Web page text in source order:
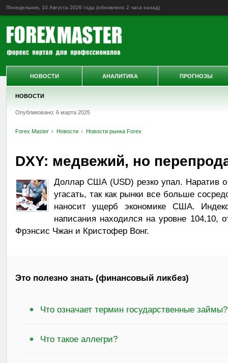
Понедельник, 10 Августа 2026 года (обновлено 2 часа назад)
НОВОСТИ
Опубликовано: 6 марта 2025
Forex Master Новости Новости рынка Forex
DXY: медвежий, но
Доллар США (USD) резко упал. Наратив
угасать, так как рынки все больше
наносит ущерб экономике США.
написания находился на уровне 104,10,
Фрэнсис Чжан и Кристофер Вонг.
Это полезно знать (финансовый ликбез)
Что означает термин государственные займы?
Что такое аллегри?
НОВОСТИ АНАЛИТИКА ПРОГНОЗЫ